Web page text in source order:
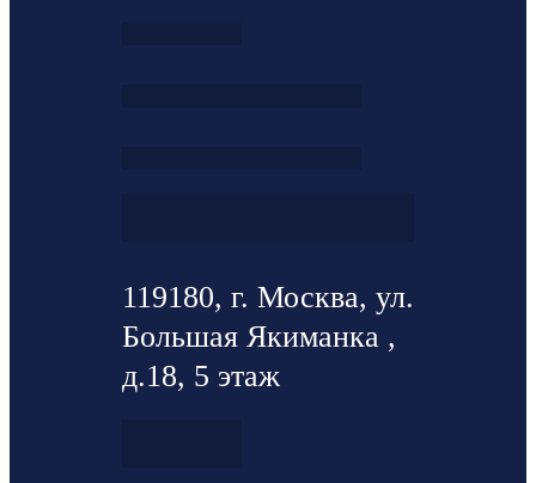
119180, г. Москва, ул.
Большая Якиманка ,
д.18, 5 этаж